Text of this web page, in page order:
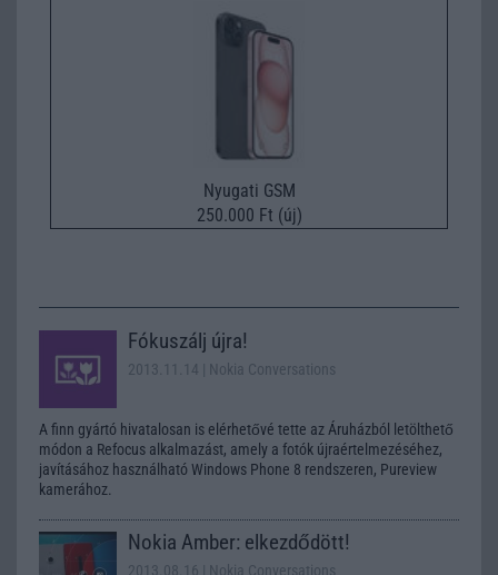
Nyugati GSM
250.000 Ft (új)
Fókuszálj újra!
2013.11.14 | Nokia Conversations
A finn gyártó hivatalosan is elérhetővé tette az Áruházból letölthető
módon a Refocus alkalmazást, amely a fotók újraértelmezéséhez,
javításához használható Windows Phone 8 rendszeren, Pureview
kamerához.
Nokia Amber: elkezdődött!
2013.08.16 | Nokia Conversations